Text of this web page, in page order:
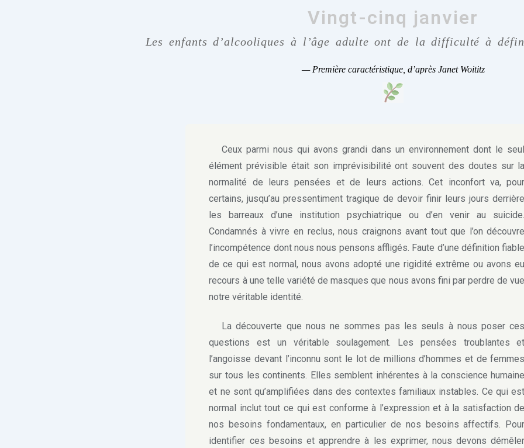
Vingt-cinq janvier
Les enfants d’alcooliques à l’âge adulte ont de la difficulté à
— Première caractéristique, d’après Janet Woititz
Ceux parmi nous qui avons grandi dans un environnement dont le seul
élément prévisible était son imprévisibilité ont souvent des doutes sur la
normalité de leurs pensées et de leurs actions. Cet inconfort va, pour
certains, jusqu’au pressentiment tragique de devoir finir leurs jours derrière
les barreaux d’une institution psychiatrique ou d’en venir au suicide.
Condamnés à vivre en reclus, nous craignons avant tout que l’on découvre
l’incompétence dont nous nous pensons affligés. Faute d’une définition fiable
de ce qui est normal, nous avons adopté une rigidité extrême ou avons eu
recours à une telle variété de masques que nous avons fini par perdre de vue
notre véritable identité.
La découverte que nous ne sommes pas les seuls à nous poser ces
questions est un véritable soulagement. Les pensées troublantes et
l’angoisse devant l’inconnu sont le lot de millions d’hommes et de femmes
sur tous les continents. Elles semblent inhérentes à la conscience humaine
et ne sont qu’amplifiées dans des contextes familiaux instables. Ce qui est
normal inclut tout ce qui est conforme à l’expression et à la satisfaction de
nos besoins fondamentaux, en particulier de nos besoins affectifs. Pour
identifier ces besoins et apprendre à les exprimer, nous devons démêler